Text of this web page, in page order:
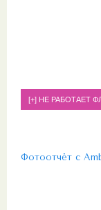
Фотоотчёт с